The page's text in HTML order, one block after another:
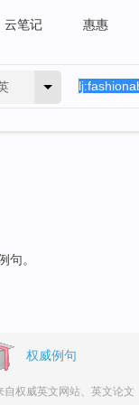
云笔记 惠惠
句。
权威例句
自权威英文网站、英文论文